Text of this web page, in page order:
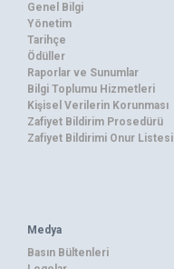
Genel Bilgi
Yönetim
Tarihçe
Ödüller
Raporlar ve Sunumlar
Bilgi Toplumu Hizmetleri
Kişisel Verilerin Korunması
Zafiyet Bildirim Prosedürü
Zafiyet Bildirimi Onur Listesi
Medya
Basın Bültenleri